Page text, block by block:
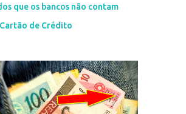
que os bancos não contam
de Crédito